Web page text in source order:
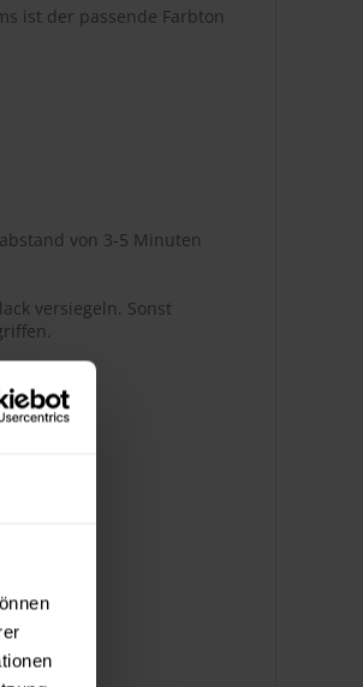
ist der passende Farbton
von 3-5 Minuten
versiegeln. Sonst